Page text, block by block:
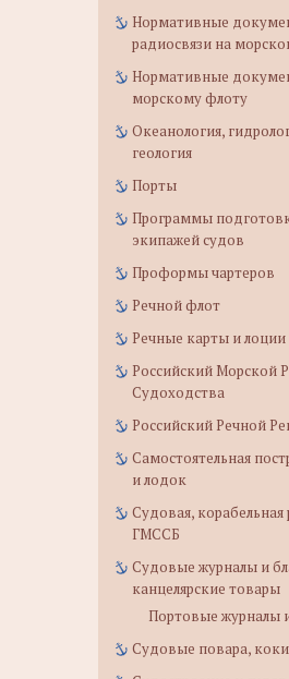
Нормативные
радиосвязи на
Нормативные
морскому флоту
Океанология,
геология
Порты
Программы
экипажей судов
Проформы чартеров
Речной флот
Речные карты и лоции
Российский Морской
Судоходства
Российский Речной
Самостоятельная
и лодок
Судовая, корабельная
ГМССБ
Судовые журналы и
канцелярские товары
Портовые журналы
Судовые повара, коки